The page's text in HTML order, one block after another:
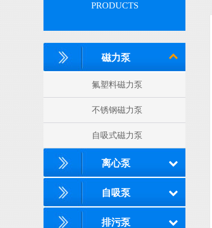
PRODUCTS
磁力泵
氟塑料磁力泵
不锈钢磁力泵
自吸式磁力泵
离心泵
自吸泵
排污泵